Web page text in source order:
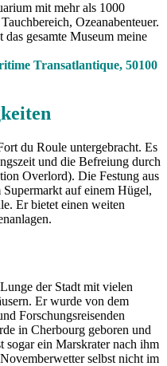
mit mehr als 1000
Ozeanabenteuer.
gesamte Museum meine
Transatlantique, 50100
du Roule untergebracht. Es
und die Befreiung durch
Overlord). Die Festung aus
auf einem Hügel,
Er bietet einen weiten
der Stadt mit vielen
Er wurde von dem
Forschungsreisenden
in Cherbourg geboren und
sogar ein Marskrater nach ihm
selbst nicht im